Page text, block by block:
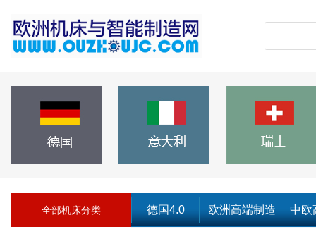
全部机床分类 德国4.0 欧洲高端制造 中欧